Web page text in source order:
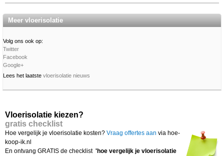
Meer vloerisolatie
Volg ons ook op:
Twitter
Facebook
Google+
Lees het laatste vloerisolatie nieuws
Vloerisolatie kiezen?
gratis checklist
Hoe vergelijk je vloerisolatie kosten? Vraag offertes aan via hoe-
koop-ik.nl
En ontvang GRATIS de checklist 'hoe vergelijk je vloerisolatie